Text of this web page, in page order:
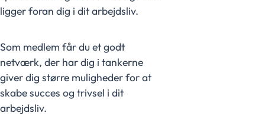
ligger foran dig i dit arbejdsliv.
Som medlem får du et godt
netværk, der har dig i tankerne
giver dig større muligheder for at
skabe succes og trivsel i dit
arbejdsliv.